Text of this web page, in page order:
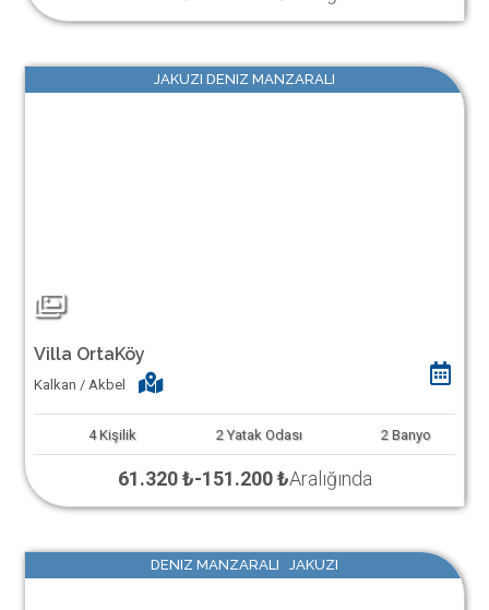
JAKUZI DENIZ MANZARALI
Villa OrtaKöy
Kalkan / Akbel
4 Kişilik 2 Yatak Odası 2 Banyo
61.320 ₺-151.200 ₺Aralığında
DENIZ MANZARALI JAKUZI